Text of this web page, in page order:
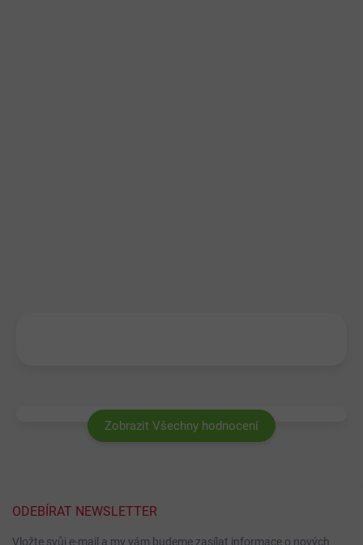
Zobrazit Všechny hodnocení
ODEBÍRAT NEWSLETTER
Vložte svůj e-mail a my vám budeme zasílat informace o nových